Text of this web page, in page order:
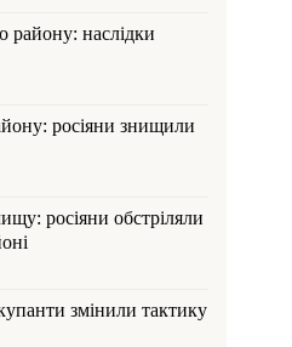
району: наслідки
росіяни знищили
росіяни обстріляли
змінили тактику